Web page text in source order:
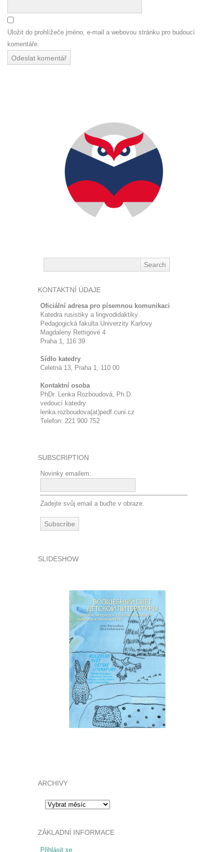
Uložit do prohlížeče jméno, e-mail a webovou stránku pro budoucí
komentáře.
KONTAKTNÍ ÚDAJE
Oficiální adresa pro písemnou komunikaci
Katedra rusistiky a lingvodidaktiky
Pedagogická fakulta Univerzity Karlovy
Magdaleny Rettigové 4
Praha 1, 116 39
Sídlo katedry
Celetná 13, Praha 1, 110 00
Kontaktní osoba
PhDr. Lenka Rozboudová, Ph.D.
vedoucí katedry
lenka.rozboudova(at)pedf.cuni.cz
Telefon: 221 900 752
SUBSCRIPTION
Novinky emailem:
Zadejte svůj email a buďte v obraze.
SLIDESHOW
ARCHIVY
Archivy
ZÁKLADNÍ INFORMACE
Přihlásit se